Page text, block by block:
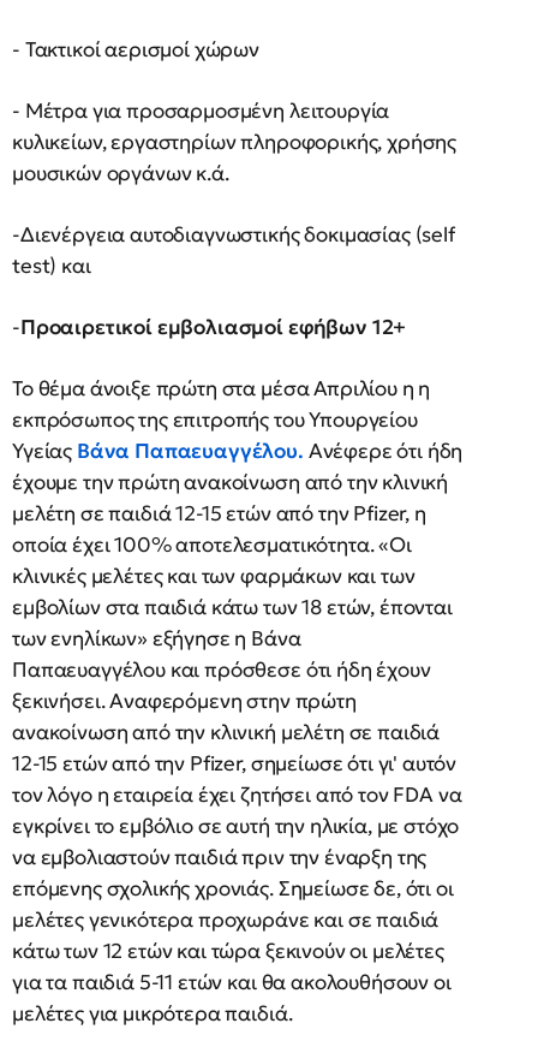
- Τακτικοί αερισμοί χώρων
- Μέτρα για προσαρμοσμένη λειτουργία
κυλικείων, εργαστηρίων πληροφορικής, χρήσης
μουσικών οργάνων κ.ά.
-Διενέργεια αυτοδιαγνωστικής δοκιμασίας (self
test) και
-Προαιρετικοί εμβολιασμοί εφήβων 12+
Το θέμα άνοιξε πρώτη στα μέσα Απριλίου η η
εκπρόσωπος της επιτροπής του Υπουργείου
Υγείας Βάνα Παπαευαγγέλου. Ανέφερε ότι ήδη
έχουμε την πρώτη ανακοίνωση από την κλινική
μελέτη σε παιδιά 12-15 ετών από την Pfizer, η
οποία έχει 100% αποτελεσματικότητα. «Οι
κλινικές μελέτες και των φαρμάκων και των
εμβολίων στα παιδιά κάτω των 18 ετών, έπονται
των ενηλίκων» εξήγησε η Βάνα
Παπαευαγγέλου και πρόσθεσε ότι ήδη έχουν
ξεκινήσει. Αναφερόμενη στην πρώτη
ανακοίνωση από την κλινική μελέτη σε παιδιά
12-15 ετών από την Pfizer, σημείωσε ότι γι' αυτόν
τον λόγο η εταιρεία έχει ζητήσει από τον FDA να
εγκρίνει το εμβόλιο σε αυτή την ηλικία, με στόχο
να εμβολιαστούν παιδιά πριν την έναρξη της
επόμενης σχολικής χρονιάς. Σημείωσε δε, ότι οι
μελέτες γενικότερα προχωράνε και σε παιδιά
κάτω των 12 ετών και τώρα ξεκινούν οι μελέτες
για τα παιδιά 5-11 ετών και θα ακολουθήσουν οι
μελέτες για μικρότερα παιδιά.